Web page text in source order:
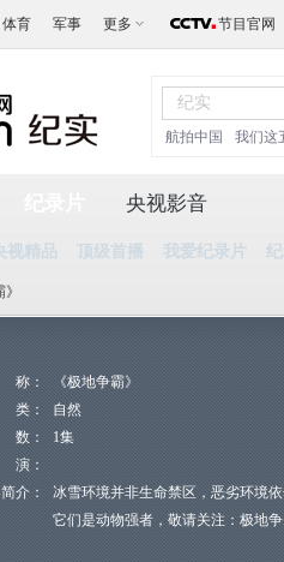
体育 军事 更多 节目官网
航拍中国 我们这
视精品 顶级首播 我爱纪录片
央视影音
：
《极地争霸》
：
自然
：
1集
：
介：
冰雪环境并非生命禁区，恶劣环境
它们是动物强者，敬请关注：极地